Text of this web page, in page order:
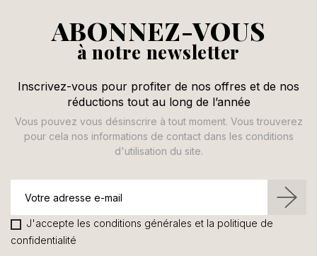
ABONNEZ-VOUS
à notre newsletter
Inscrivez-vous pour profiter de nos offres et de nos
réductions tout au long de l’année
Vous pouvez vous désinscrire à tout moment. Vous trouverez
pour cela nos informations de contact dans les conditions
d'utilisation du site.
J'accepte les conditions générales et la politique de
confidentialité